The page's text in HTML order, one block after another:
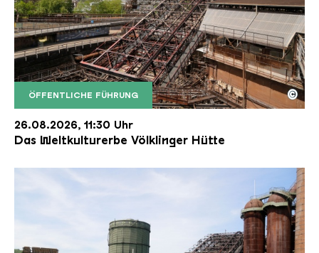
ÖFFENTLICHE FÜHRUNG
Der Erzschrägaufzug der Völklinger Hütte mit
Copyright: Weltkulturerbe Völklinger Hütte | Karl
©
26.08.2026, 11:30 Uhr
Das Weltkulturerbe Völklinger Hütte